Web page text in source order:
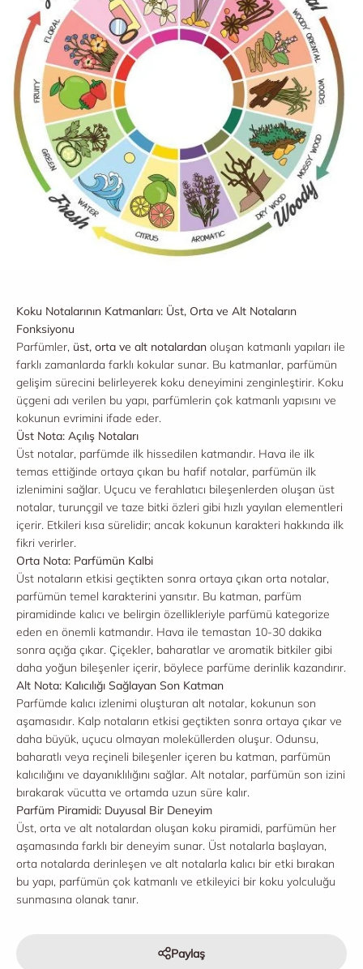
Koku Notalarının Katmanları: Üst, Orta ve Alt Notaların
Fonksiyonu
Parfümler, üst, orta ve alt notalardan oluşan katmanlı yapıları ile
farklı zamanlarda farklı kokular sunar. Bu katmanlar, parfümün
gelişim sürecini belirleyerek koku deneyimini zenginleştirir. Koku
üçgeni adı verilen bu yapı, parfümlerin çok katmanlı yapısını ve
kokunun evrimini ifade eder.
Üst Nota: Açılış Notaları
Üst notalar, parfümde ilk hissedilen katmandır. Hava ile ilk
temas ettiğinde ortaya çıkan bu hafif notalar, parfümün ilk
izlenimini sağlar. Uçucu ve ferahlatıcı bileşenlerden oluşan üst
notalar, turunçgil ve taze bitki özleri gibi hızlı yayılan elementleri
içerir. Etkileri kısa sürelidir; ancak kokunun karakteri hakkında ilk
fikri verirler.
Orta Nota: Parfümün Kalbi
Üst notaların etkisi geçtikten sonra ortaya çıkan orta notalar,
parfümün temel karakterini yansıtır. Bu katman, parfüm
piramidinde kalıcı ve belirgin özellikleriyle parfümü kategorize
eden en önemli katmandır. Hava ile temastan 10-30 dakika
sonra açığa çıkar. Çiçekler, baharatlar ve aromatik bitkiler gibi
daha yoğun bileşenler içerir, böylece parfüme derinlik kazandırır.
Alt Nota: Kalıcılığı Sağlayan Son Katman
Parfümde kalıcı izlenimi oluşturan alt notalar, kokunun son
aşamasıdır. Kalp notaların etkisi geçtikten sonra ortaya çıkar ve
daha büyük, uçucu olmayan moleküllerden oluşur. Odunsu,
baharatlı veya reçineli bileşenler içeren bu katman, parfümün
kalıcılığını ve dayanıklılığını sağlar. Alt notalar, parfümün son izini
bırakarak vücutta ve ortamda uzun süre kalır.
Parfüm Piramidi: Duyusal Bir Deneyim
Üst, orta ve alt notalardan oluşan koku piramidi, parfümün her
aşamasında farklı bir deneyim sunar. Üst notalarla başlayan,
orta notalarda derinleşen ve alt notalarla kalıcı bir etki bırakan
bu yapı, parfümün çok katmanlı ve etkileyici bir koku yolculuğu
sunmasına olanak tanır.
Paylaş